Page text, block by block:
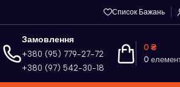
Список Бажань
Замовлення
+380 (95) 779-27-72
+380 (97) 542-30-18
0
0 ₴